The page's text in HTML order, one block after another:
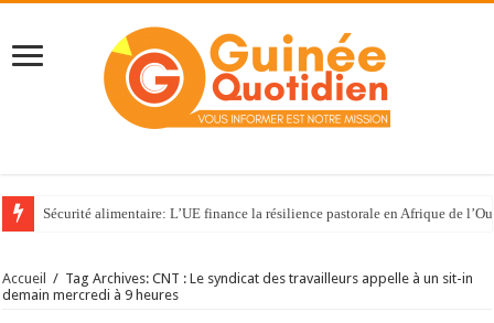
Sécurité alimentaire: L’UE finance la résilience pastorale en Afrique de
Accueil / Tag Archives: CNT : Le syndicat des travailleurs appelle à un sit-in
demain mercredi à 9 heures